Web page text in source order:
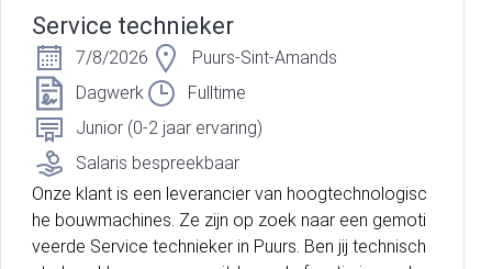
Service technieker
7/8/2026
Puurs-Sint-Amands
Dagwerk
Fulltime
Junior (0-2 jaar ervaring)
Salaris bespreekbaar
Onze klant is een leverancier van hoogtechnologisc
he bouwmachines. Ze zijn op zoek naar een gemoti
veerde Service technieker in Puurs. Ben jij technisch